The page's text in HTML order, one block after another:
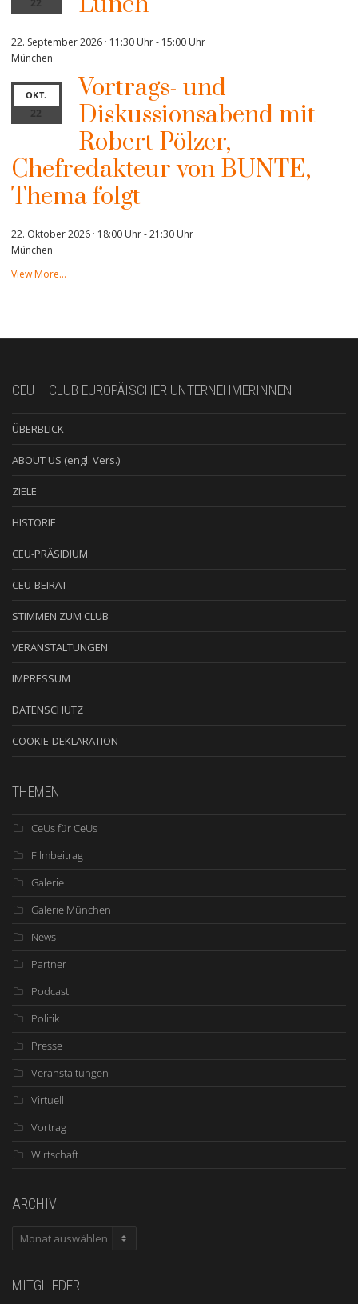
22. September 2026 · 11:30 Uhr- 15:00 Uhr
München
OKT.
22
Vortrags- und
Diskussionsabend mit
Robert Pölzer,
Chefredakteur von BUNTE,
Thema folgt
22. Oktober 2026 · 18:00 Uhr-21:30 Uhr
München
View More…
CEU – CLUB EUROPÄISCHER UNTERNEHMERINNEN
ÜBERBLICK
ABOUT US (engl. Vers.)
ZIELE
HISTORIE
CEU-PRÄSIDIUM
CEU-BEIRAT
STIMMEN ZUM CLUB
VERANSTALTUNGEN
IMPRESSUM
DATENSCHUTZ
COOKIE-DEKLARATION
THEMEN
CeUs für CeUs
Filmbeitrag
Galerie
Galerie München
News
Partner
Podcast
Politik
Presse
Veranstaltungen
Virtuell
Vortrag
Wirtschaft
ARCHIV
ARCHIV
MITGLIEDER